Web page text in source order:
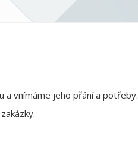
a vnímáme jeho přání a potřeby.